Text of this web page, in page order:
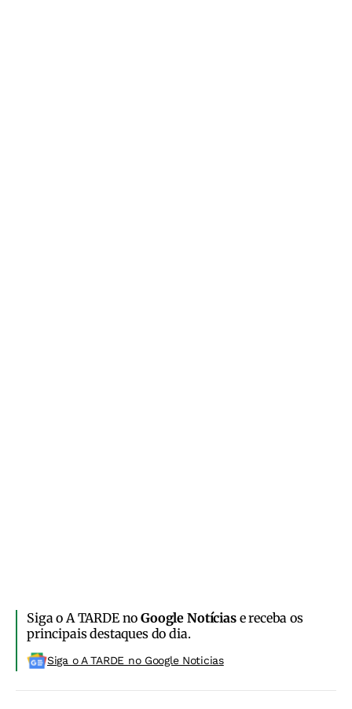
Siga o A TARDE noGoogle Notíciase receba os
principais destaques do dia.
Siga o A TARDE no Google Noticias